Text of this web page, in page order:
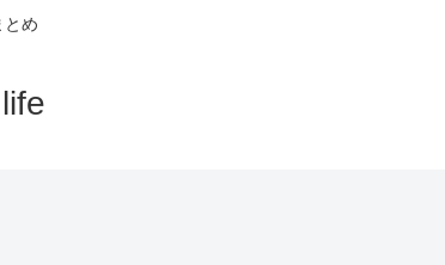
とめ